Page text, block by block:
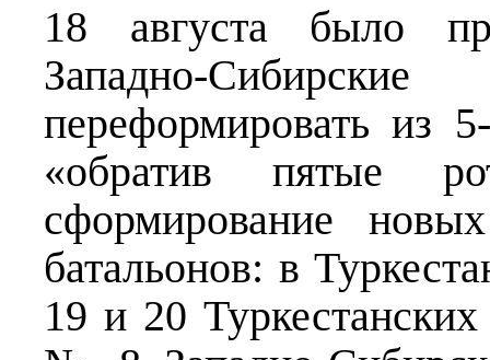
18 августа было
Западно-
переформировать из
«обратив пятые
сформирование
батальонов: в
19 и 20